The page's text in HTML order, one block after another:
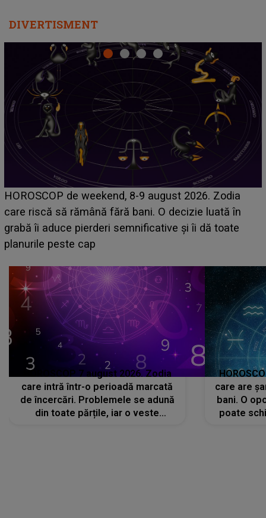
DIVERTISMENT
Emanuel a ținut ACEST DETALIU ASCUNS până
acum! În fața Alexandrei, concurentul din Casa Iubirii
face o MĂRTURISIRE NEAȘTEPTATĂ despre mama
sa: "I-am spus și ei în față, eu nu te iubesc pentru
HOROSCOP 7 august 2026. Zodia
care intră într-o perioadă marcată
de încercări. Problemele se adună
din toate părțile, iar o veste
care are
bani. O
poate